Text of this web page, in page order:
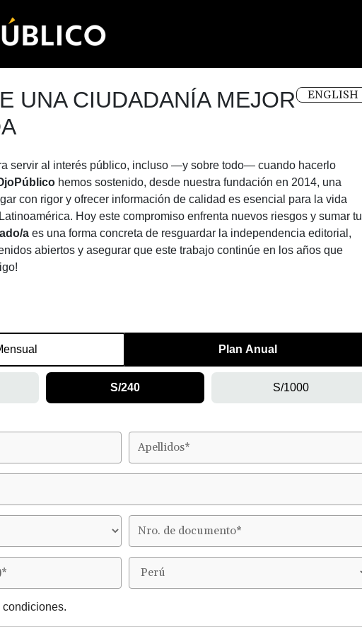
UNA CIUDADANÍA MEJOR
ENGLISH
servir al interés público, incluso —y sobre todo— cuando hacerlo
hemos sostenido, desde nuestra fundación en 2014, una
con rigor y ofrecer información de calidad es esencial para la vida
Hoy este compromiso enfrenta nuevos riesgos y sumar tu
a es una forma concreta de resguardar la independencia editorial,
abiertos y asegurar que este trabajo continúe en los años que
Plan Anual
S/240 S/1000
condiciones.